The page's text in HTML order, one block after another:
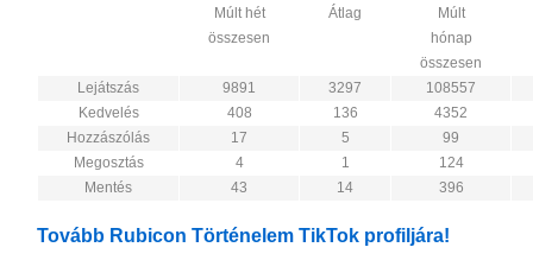
Múlt hét
összesen
Átlag
Múlt
hónap
összesen
Lejátszás
9891 3297
108557
Kedvelés
408 136
4352
Hozzászólás
17 5
99
Megosztás
4 1
124
Mentés
43 14 396
Tovább Rubicon Történelem TikTok profiljára!